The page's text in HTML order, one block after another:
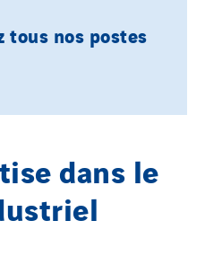
tous nos postes
dans le